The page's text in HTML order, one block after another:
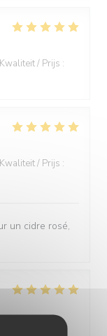
Kwaliteit / Prijs :
Kwaliteit / Prijs :
un cidre rosé,